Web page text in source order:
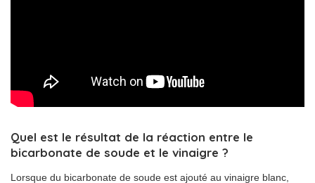
Quel est le résultat de la réaction entre le
bicarbonate de soude et le vinaigre ?
Lorsque du bicarbonate de soude est ajouté au vinaigre blanc,